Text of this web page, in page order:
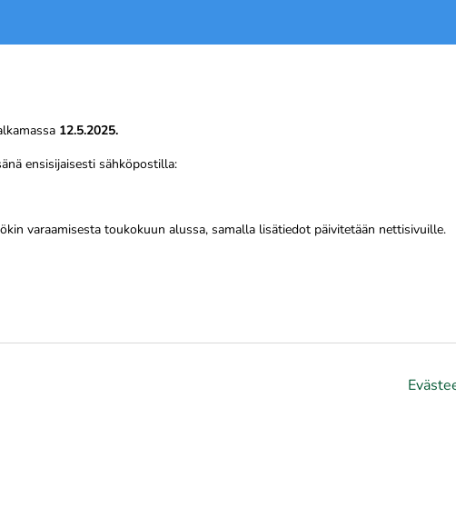
12.5.2025.
ensisijaisesti sähköpostilla:
varaamisesta toukokuun alussa, samalla lisätiedot päivitetään nettisivuille.